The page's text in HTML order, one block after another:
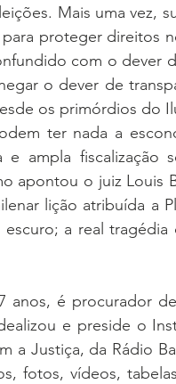
Mais uma vez,
proteger direitos
com o dever
o dever de
os primórdios do
ter nada a
e ampla fiscalização
apontou o juiz Louis
lição atribuída a
a real
anos, é procurador
e preside o
a Justiça, da Rádio
fotos, vídeos,